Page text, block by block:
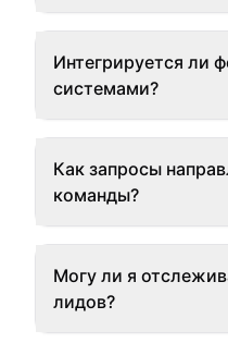
Интегрируется ли
системами?
Как запросы
команды?
Могу ли я
лидов?